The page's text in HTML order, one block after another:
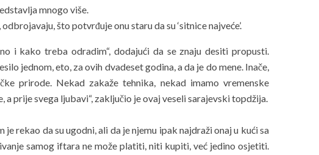
mnogo više.
što potvrđuje onu staru da su ‘sitnice najveće’.
i kako treba odradim“, dodajući da se znaju desiti propusti.
jednom, eto, za ovih dvadeset godina, a da je do mene. Inače,
prirode. Nekad zakaže tehnika, nekad imamo vremenske
prije svega ljubavi“, zaključio je ovaj veseli sarajevski topdžija.
rekao da su ugodni, ali da je njemu ipak najdraži onaj u kući sa
samog iftara ne može platiti, niti kupiti, već jedino osjetiti.